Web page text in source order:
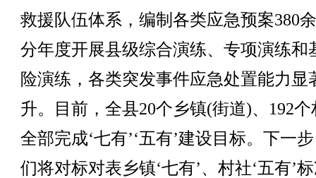
救援队伍体系，编制各类应急预案380
分年度开展县级综合演练、专项演练和
险演练，各类突发事件应急处置能力显
升。目前，全县20个乡镇(街道)、192个
全部完成‘七有’‘五有’建设目标。下一
们将对标对表乡镇‘七有’、村社‘五有’